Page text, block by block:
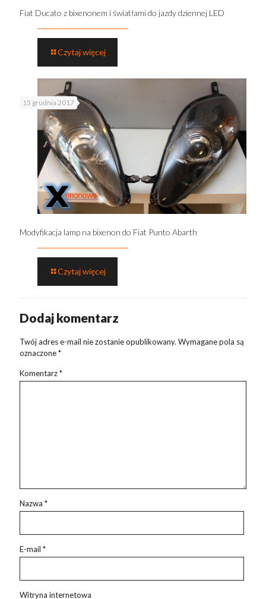
Fiat Ducato z bixenonem i światłami do jazdy dziennej LED
Czytaj więcej
15 grudnia 2017
Modyfikacja lamp na bixenon do Fiat Punto Abarth
Czytaj więcej
Dodaj komentarz
Twój adres e-mail nie zostanie opublikowany. Wymagane pola są
oznaczone*
Komentarz*
Nazwa *
E-mail *
Witryna internetowa